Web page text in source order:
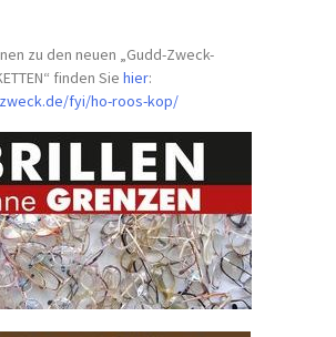
zu den neuen „Gudd-Zweck-
finden Siehier:
fyi/ho-roos-kop/